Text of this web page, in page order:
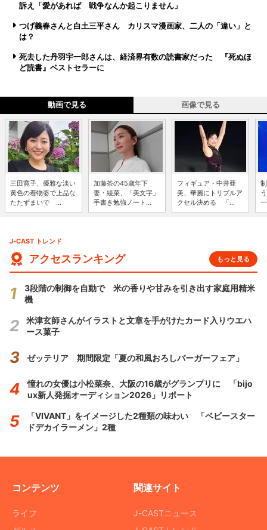
訴え「愛があれば 戦争なんか起こりません」
つげ義春さんと白土三平さん カリスマ漫画家、二人の「違い」と
は？
死去した丹羽宇一郎さんは、経済界有数の読書家だった 『死ぬほ
ど読書』ベストセラーに
動画で見る 画像で見る
三田寛子、優雅な淡い
黄色の着物姿で上品な
たたずまいで ...
加藤茶の45歳年下
妻・綾菜、「美文字」
手書き勉強ノート...
フィギュア・中井亜
美、華麗にトリプルア
クセル決める 「...
J-CAST トレンド
アクセスランキング もっと見る
3段階の制御を自動で 米の香りや甘みを引き出す家庭用精米
機
米津玄師さんがイラストと文章を手がけたカード入りウエハ
ース菓子
ゼッテリア 期間限定「夏の和風おろしバーガーフェア」
憧れの女優は小松菜奈、大阪の16歳がグランプリに 「bijo
ux新人発掘オーディション2026」リポート
「VIVANT」をイメージした2種類の味わい 「ベビースター
ドデカイラーメン」2種
コンテンツ
ライフ
関連サイト
J-CASTニュース